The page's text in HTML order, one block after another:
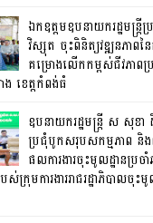
ឯកឧត្តមឧបនាយករដ្ឋមន្រ្តីប្
វិស្សុត ចុះពិនិត្យវឌ្ឍនភាពនៃ
គម្រោងលើកកម្ពស់ជីវភាព
ង ខេត្តកំពង់ធំ
ឧបនាយករដ្ឋមន្ត្រី ស សុខា
ប្រជុំបូកសរុបសកម្មភាព និង
ផលការងារចុះមូលដ្ឋានប្រ
ក្រុមការងាររាជរដ្ឋាភិបាលចុះមូ